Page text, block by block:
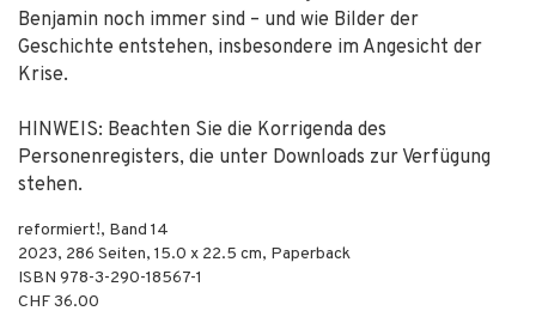
Benjamin noch immer sind – und wie Bilder der
Geschichte entstehen, insbesondere im Angesicht der
Krise.
HINWEIS: Beachten Sie die Korrigenda des
Personenregisters, die unter Downloads zur Verfügung
stehen.
reformiert!, Band 14
2023, 286 Seiten, 15.0 x 22.5 cm, Paperback
ISBN 978-3-290-18567-1
CHF 36.00